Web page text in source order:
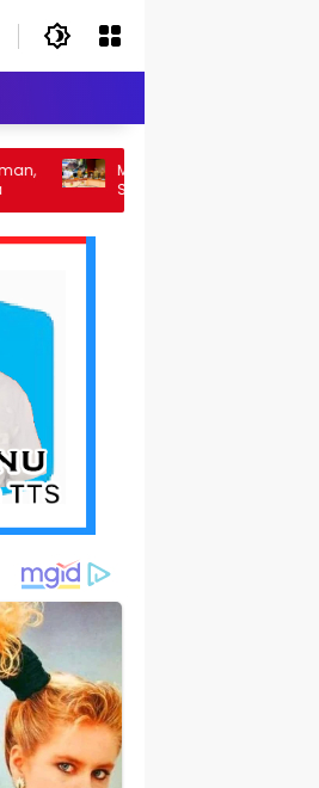
Menteri ATR/BPN Dorong Percepatan
Sertifikasi Tanah di NTT, Gubernur Melki
Perkuat Sinergi Tata Ruang